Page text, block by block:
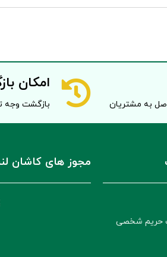
به مشتریان
امکان
بازگشت وجه تا 7 روز پس از
حریم شخصی
مجوز های کاشان